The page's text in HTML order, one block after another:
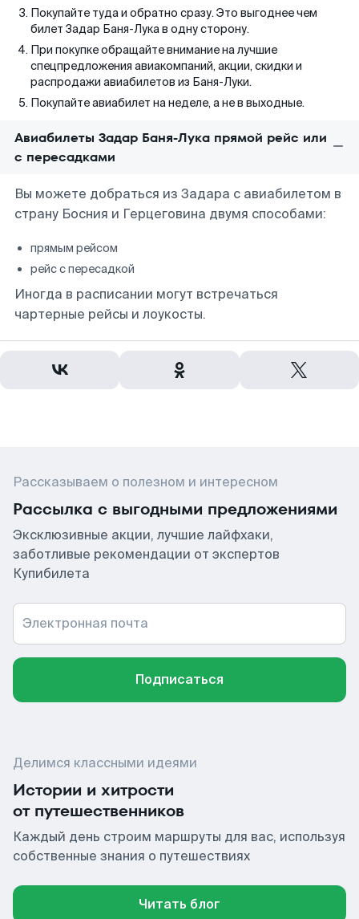
Покупайте туда и обратно сразу. Это выгоднее чем
билет Задар Баня-Лука в одну сторону.
При покупке обращайте внимание на лучшие
спецпредложения авиакомпаний, акции, скидки и
распродажи авиабилетов из Баня-Луки.
Покупайте авиабилет на неделе, а не в выходные.
Авиабилеты Задар Баня-Лука прямой рейс или
с пересадками
Вы можете добраться из Задара с авиабилетом в
страну Босния и Герцеговина двумя способами:
прямым рейсом
рейс с пересадкой
Иногда в расписании могут встречаться
чартерные рейсы и лоукосты.
Рассказываем о полезном и интересном
Рассылка с выгодными предложениями
Эксклюзивные акции, лучшие лайфхаки,
заботливые рекомендации от экспертов
Купибилета
Электронная почта
Подписаться
Делимся классными идеями
Истории и хитрости
от путешественников
Каждый день строим маршруты для вас, используя
собственные знания о путешествиях
Читать блог